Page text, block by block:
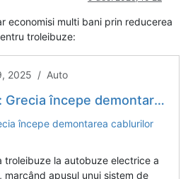
economisi multi bani prin reducerea
troleibuze:
2025 / Auto
demontarea cablurilor de troleibuz
troleibuze la autobuze electrice a
marcând apusul unui sistem de